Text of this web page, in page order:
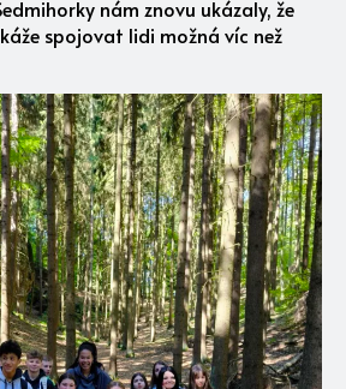
nám znovu ukázaly, že
spojovat lidi možná víc než